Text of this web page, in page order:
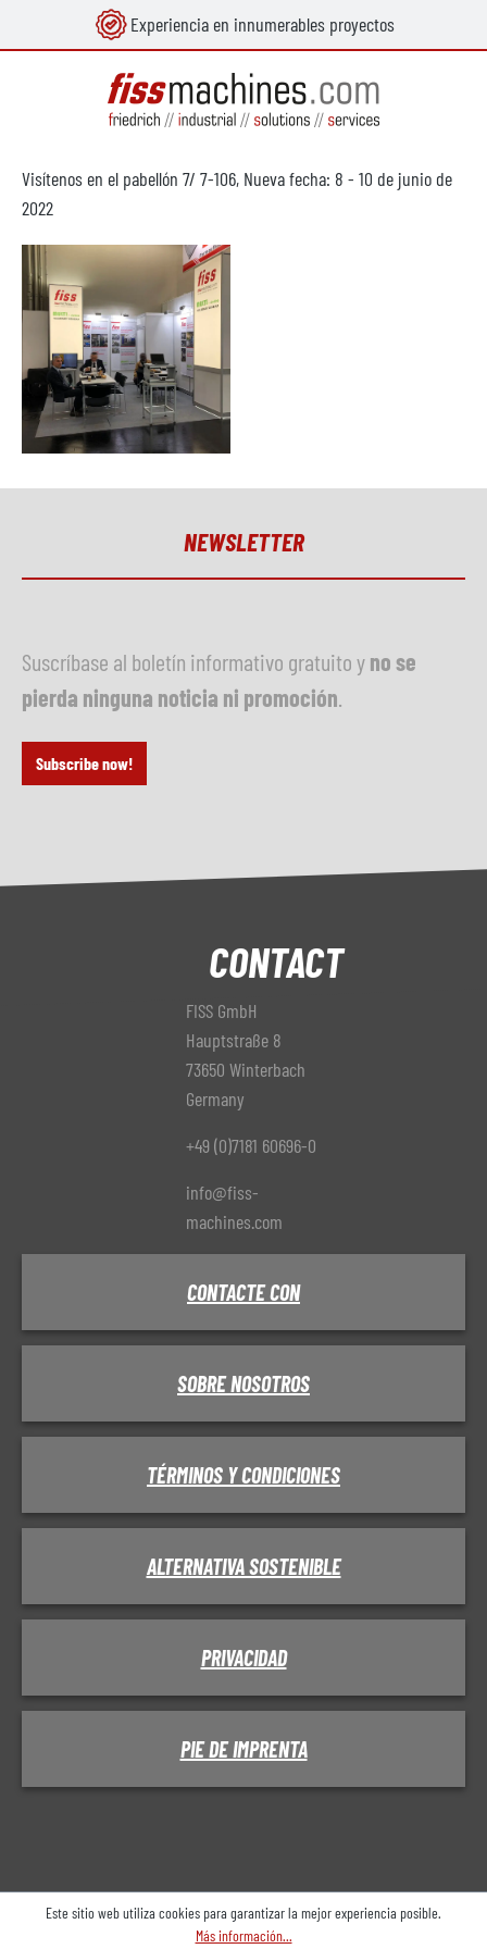
principal Experiencia en innumerables proyectos
Visítenos en el pabellón 7/ 7-106, Nueva fecha: 8 - 10 de junio de
2022
NEWSLETTER
Suscríbase al boletín informativo gratuito yno se
pierda ninguna noticia ni promoción
Subscribe now!
CONTACT
FISS GmbH
Hauptstraße 8
73650 Winterbach
Germany
+49 (0)7181 60696-0
info@fiss-
machines.com
CONTACTE CON
SOBRE NOSOTROS
TÉRMINOS Y CONDICIONES
ALTERNATIVA SOSTENIBLE
PRIVACIDAD
PIE DE IMPRENTA
Este sitio web utiliza cookies para garantizar la mejor experiencia posible.
Más información...